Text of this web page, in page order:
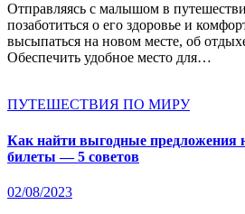
Отправляясь с малышом в путешествие, родители должны
позаботиться о его здоровье и
высыпаться на новом месте, об
Обеспечить удобное место для…
ПУТЕШЕСТВИЯ ПО МИРУ
Как найти выгодные предложения
билеты — 5 советов
02/08/2023